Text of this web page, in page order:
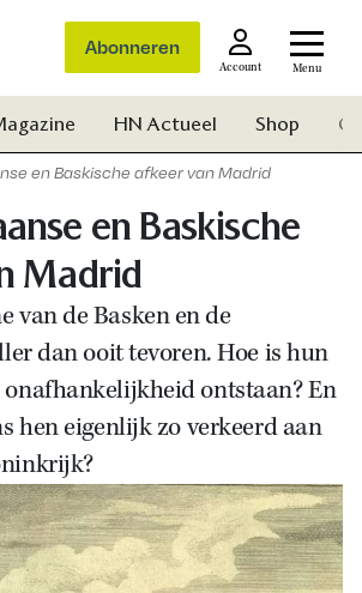
Abonneren
Account Menu
Zoek
HN Actueel Shop
en Baskische afkeer van Madrid
en Baskische
Madrid
van de Basken en de
dan ooit tevoren. Hoe is hun
ontstaan? En
hen eigenlijk zo verkeerd aan